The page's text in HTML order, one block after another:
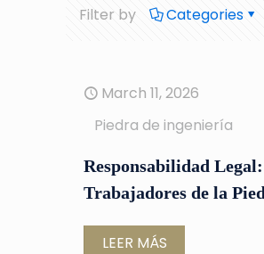
Filter by Categories
March 11, 2026
Piedra de ingeniería
Responsabilidad
Trabajadores de la
LEER MÁS